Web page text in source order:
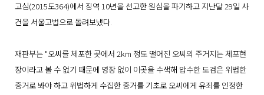
고심(2015도364)에서 징역 10년을 선고한 원심을 파기하고 지난달 29일 사
건을 서울고법으로 돌려보냈다.
재판부는 "오씨를 체포한 곳에서 2km 정도 떨어진 오씨의 주거지는 체포현
장이라고 볼 수 없기 때문에 영장 없이 이곳을 수색해 압수한 도검은 위법한
증거로 봐야 하고 위법하게 수집한 증거를 기초로 오씨에게 유죄를 인정한